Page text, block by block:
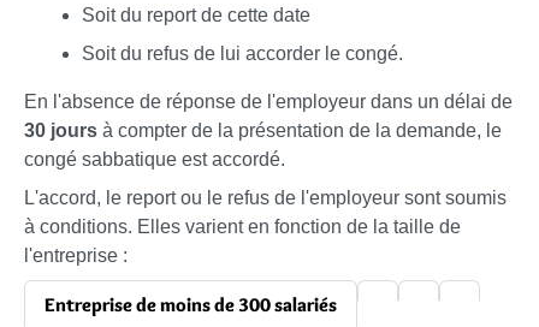
Soit du report de cette date
Soit du refus de lui accorder le congé.
En l'absence de réponse de l'employeur dans un délai de
30 jours à compter de la présentation de la demande, le
congé sabbatique est accordé.
L'accord, le report ou le refus de l'employeur sont soumis
à conditions. Elles varient en fonction de la taille de
l'entreprise :
Entreprise de moins de 300 salariés